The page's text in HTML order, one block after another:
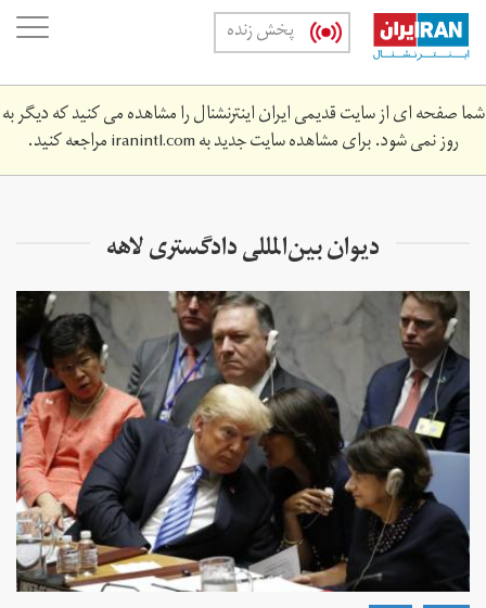
Skip
main
content
پخش زنده
شما صفحه ای از سایت قدیمی ایران اینترنشنال را مشاهده می کنید که دیگر به
روز نمی شود. برای مشاهده سایت جدید بهiranintl.comمراجعه کنید.
دیوان بین‌المللی دادگستری لاهه